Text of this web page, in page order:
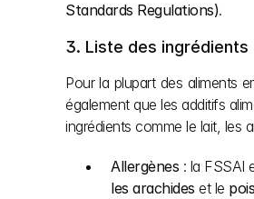
Standards Regulations).
3. Liste des ingrédients
Pour la plupart des aliments
également que les additifs
ingrédients comme le lait, les
Allergènes : la FSSAI
les arachides et le